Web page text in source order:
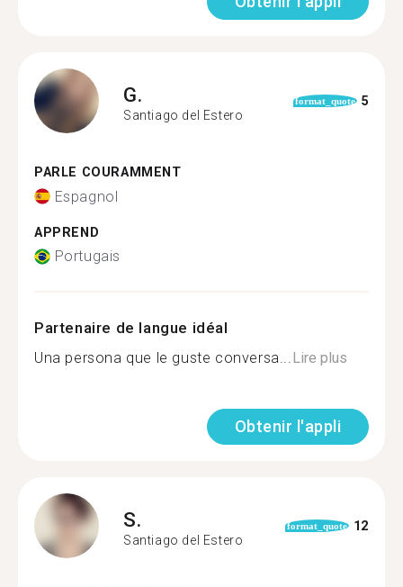
G.
Santiago del Estero
format_quote 5
PARLE COURAMMENT
Espagnol
APPREND
Portugais
Partenaire de langue idéal
Una persona que le guste conversa...Lire plus
Obtenir l'appli
S.
Santiago del Estero
format_quote 12